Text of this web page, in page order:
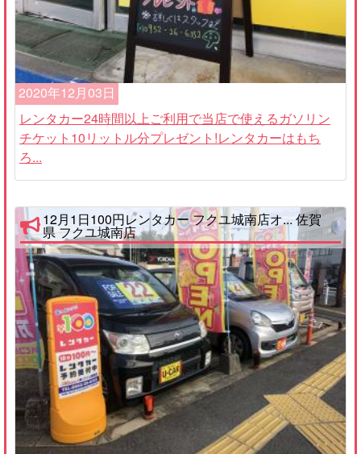
2020年12月03日
レンタカー24時間以上ご利用で当店で使えるガソリン
チケット10リットル分プレゼント!レンタカーはもち
ろ...
12月1日100円レンタカー フクユ城南店オ... 佐賀
県 フクユ城南店